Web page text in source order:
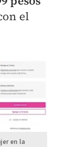
el
en la